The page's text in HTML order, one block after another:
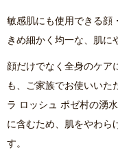
敏感肌にも使用できる顔
きめ細かく均一な、肌に
顔だけでなく全身のケア
も、ご家族でお使いいた
ラ ロッシュ ポゼ村の湧
に含むため、肌をやわら
す。